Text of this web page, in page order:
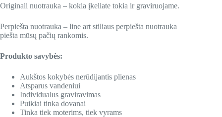
Originali nuotrauka – kokia įkeliate tokia ir graviruojame.
Perpiešta nuotrauka – line art stiliaus perpiešta nuotrauka
piešta mūsų pačių rankomis.
Produkto savybės:
Aukštos kokybės nerūdijantis plienas
Atsparus vandeniui
Individualus graviravimas
Puikiai tinka dovanai
Tinka tiek moterims, tiek vyrams